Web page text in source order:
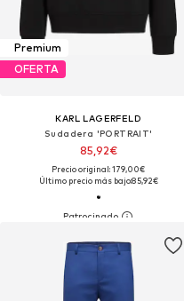
Premium
OFERTA
KARL LAGERFELD
Sudadera 'PORTRAIT'
85,92€
Precio original: 179,00€
Último precio más bajo:85,92€